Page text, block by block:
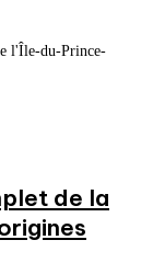
l'Île-du-Prince-
de la